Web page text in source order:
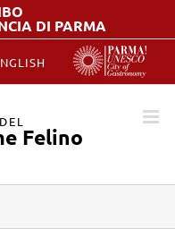
DI PARMA
Felino